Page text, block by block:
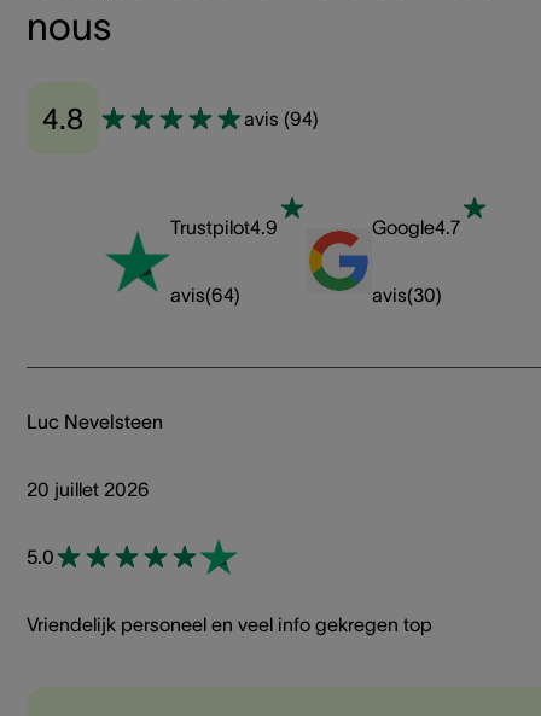
nous
4.8 avis (94)
Trustpilot4.9
avis(64)
Google4.7
avis(30)
Luc Nevelsteen
20 juillet 2026
5.0
Vriendelijk personeel en veel info gekregen top